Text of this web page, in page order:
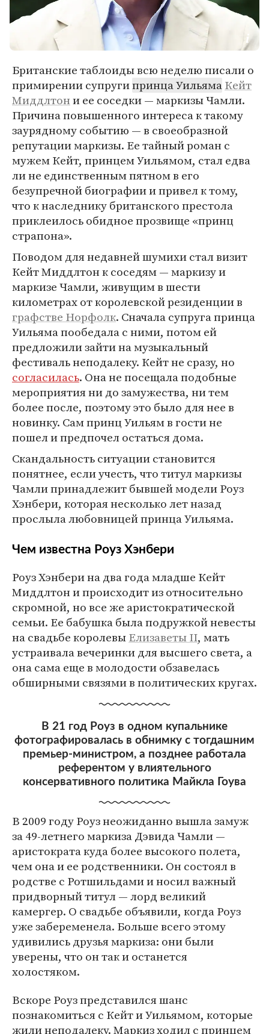
Британские таблоиды всю неделю писали о
примирении супругипринца УильямаКейт
Миддлтони ее соседки — маркизы Чамли.
Причина повышенного интереса к такому
заурядному событию — в своеобразной
репутации маркизы. Ее тайный роман с
мужем Кейт, принцем Уильямом, стал едва
ли не единственным пятном в его
безупречной биографии и привел к тому,
что к наследнику британского престола
приклеилось обидное прозвище «принц
страпона».
Поводом для недавней шумихи стал визит
Кейт Миддлтон к соседям — маркизу и
маркизе Чамли, живущим в шести
километрах от королевской резиденции в
графстве Норфолк. Сначала супруга принца
Уильяма пообедала с ними, потом ей
предложили зайти на музыкальный
фестиваль неподалеку. Кейт не сразу, но
согласилась. Она не посещала подобные
мероприятия ни до замужества, ни тем
более после, поэтому это было для нее в
новинку. Сам принц Уильям в гости не
пошел и предпочел остаться дома.
Скандальность ситуации становится
понятнее, если учесть, что титул маркизы
Чамли принадлежит бывшей модели Роуз
Хэнбери, которая несколько лет назад
прослыла любовницей принца Уильяма.
Чем известна Роуз Хэнбери
Роуз Хэнбери на два года младше Кейт
Миддлтон и происходит из относительно
скромной, но все же аристократической
семьи. Ее бабушка была подружкой невесты
на свадьбе королевыЕлизаветы II, мать
устраивала вечеринки для высшего света, а
она сама еще в молодости обзавелась
обширными связями в политических кругах.
В 21 год Роуз в одном купальнике
фотографировалась в обнимку с тогдашним
премьер-министром, а позднее работала
референтом у влиятельного
консервативного политика Майкла Гоува
В 2009 году Роуз неожиданно вышла замуж
за 49-летнего маркиза Дэвида Чамли —
аристократа куда более высокого полета,
чем она и ее родственники. Он состоял в
родстве с Ротшильдами и носил важный
придворный титул — лорд великий
камергер. О свадьбе объявили, когда Роуз
уже забеременела. Больше всего этому
удивились друзья маркиза: они были
уверены, что он так и останется
холостяком.
Вскоре Роуз представился шанс
познакомиться с Кейт и Уильямом, которые
жили неподалеку. Маркиз ходил с принцем